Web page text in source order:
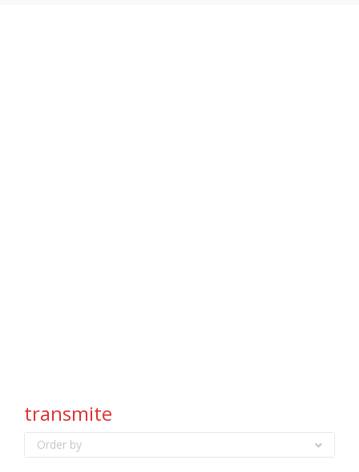
transmite
Order by